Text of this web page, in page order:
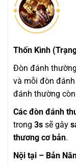
Thốn Kình
Đòn đánh
và mỗi đòn
đánh thường
Các đòn đánh
trong 3s sẽ gây
thương cơ bản.
Nội tại – Bản